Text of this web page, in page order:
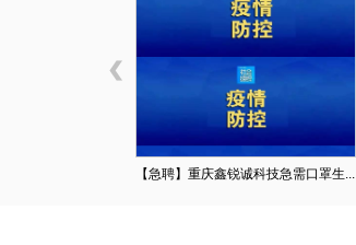
【急聘】重庆鑫锐诚科技急需口罩生...